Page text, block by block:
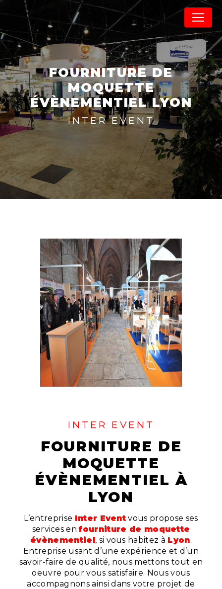
FOURNITURE DE
MOQUETTE
ÉVÈNEMENTIEL LYON
INTER EVENT
INTER EVENT
FOURNITURE DE
MOQUETTE
ÉVÈNEMENTIEL À
LYON
L’entreprise Inter Event vous propose ses
services enfourniture de moquette
évènementiel, si vous habitez à Lyon.
Entreprise usant d’une expérience et d’un
savoir-faire de qualité, nous mettons tout en
oeuvre pour vous satisfaire. Nous vous
accompagnons ainsi dans votre projet de
Panneau de gestion des cookies